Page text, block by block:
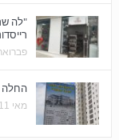
"לה
פברואר 23,
החלה
מאי 11, 2019